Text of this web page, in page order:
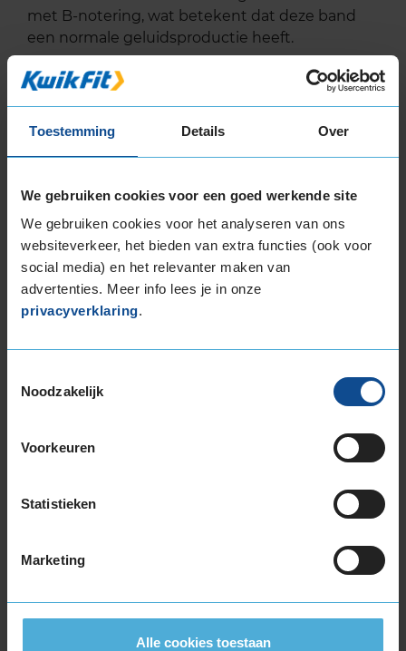
Toestemming Details Over
We gebruiken cookies voor een goed werkende site
We gebruiken cookies voor het analyseren van ons
websiteverkeer, het bieden van extra functies (ook voor
social media) en het relevanter maken van
advertenties. Meer info lees je in onze
privacyverklaring.
Noodzakelijk
Voorkeuren
Statistieken
Marketing
Alle cookies toestaan
met B-notering, wat betekent dat deze band
een normale geluidsproductie heeft.
Wil je nog meer informatie over het
bandenlabel van deze band, klik danhier
Alternatief voor deze band
Bridgestone BLIZZAK 6
Winterband 225/40 R18 92V
Velgrandbescherming,
70dB
€ 188,00
Kies je